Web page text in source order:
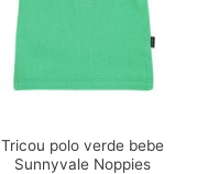
Tricou polo verde bebe
Sunnyvale Noppies